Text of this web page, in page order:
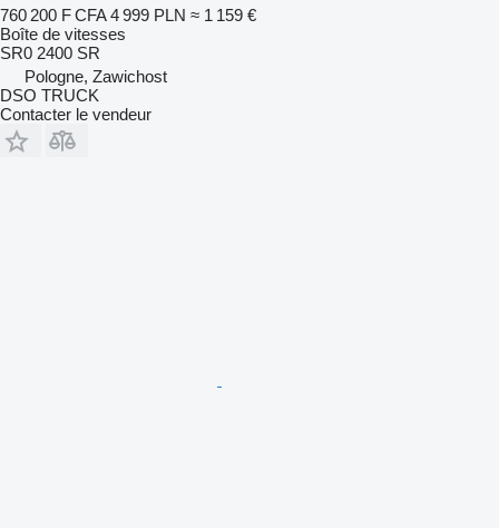
760 200 F CFA 4 999 PLN ≈ 1 159 €
Boîte de vitesses
SR0 2400 SR
Pologne, Zawichost
DSO TRUCK
Contacter le vendeur